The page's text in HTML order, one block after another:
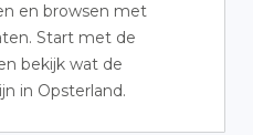
en browsen met
Start met de
bekijk wat de
in Opsterland.